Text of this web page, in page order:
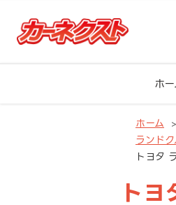
ホ
ホーム
ランド
トヨタ
ト